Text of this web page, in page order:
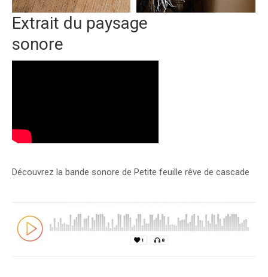
Extrait du paysage
sonore
Découvrez la bande sonore de Petite feuille rêve de cascade